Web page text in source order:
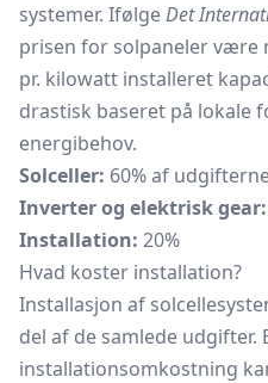
systemer. IfølgeDet
prisen for solpaneler være
pr. kilowatt installeret
drastisk baseret på lokale
energibehov.
Solceller: 60% af
Inverter og elektrisk gear:
Installation: 20%
Hvad koster installation?
Installasjon af
del af de samlede udgifter.
installationsomkostning